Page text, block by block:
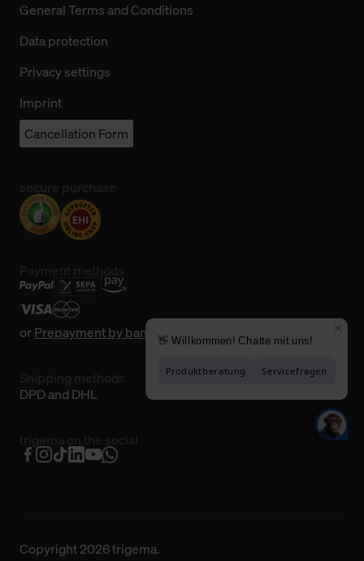
General Terms and Conditions
Data protection
Privacy settings
Imprint
Cancellation Form
orPrepayment by bank transfer
DPD and DHL
Copyright 2026 trigema.